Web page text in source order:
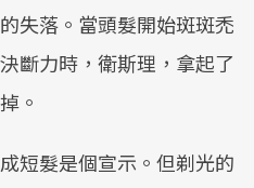
失落。當頭髮開始斑斑禿
斷力時，衛斯理，拿起了
。
短髮是個宣示。但剃光的